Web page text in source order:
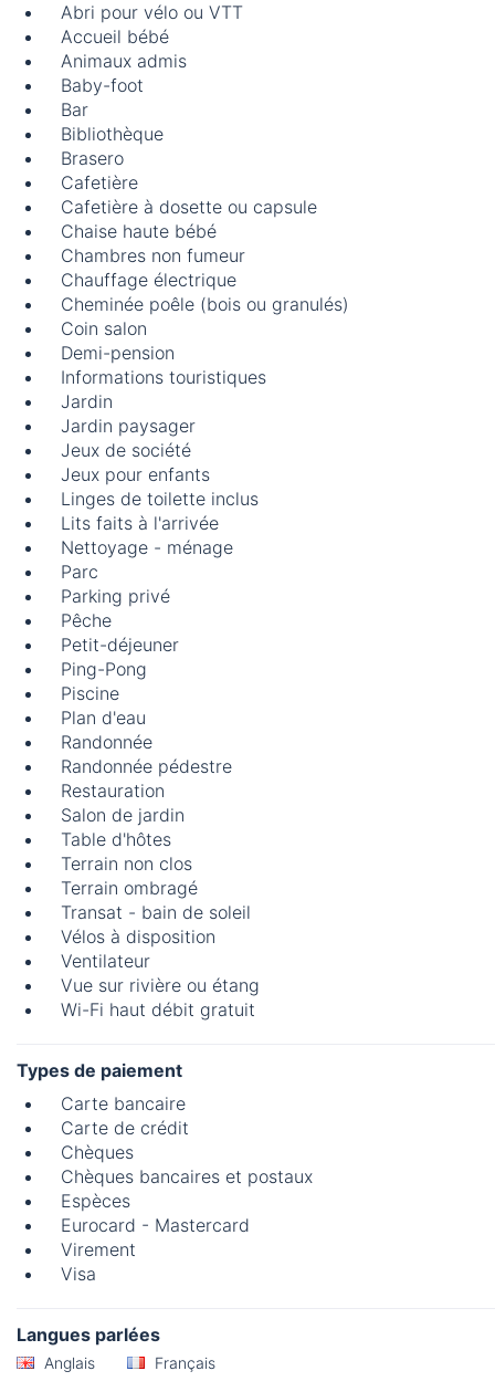
Abri pour vélo ou VTT
Accueil bébé
Animaux admis
Baby-foot
Bar
Bibliothèque
Brasero
Cafetière
Cafetière à dosette ou capsule
Chaise haute bébé
Chambres non fumeur
Chauffage électrique
Cheminée poêle (bois ou granulés)
Coin salon
Demi-pension
Informations touristiques
Jardin
Jardin paysager
Jeux de société
Jeux pour enfants
Linges de toilette inclus
Lits faits à l'arrivée
Nettoyage - ménage
Parc
Parking privé
Pêche
Petit-déjeuner
Ping-Pong
Piscine
Plan d'eau
Randonnée
Randonnée pédestre
Restauration
Salon de jardin
Table d'hôtes
Terrain non clos
Terrain ombragé
Transat - bain de soleil
Vélos à disposition
Ventilateur
Vue sur rivière ou étang
Wi-Fi haut débit gratuit
Types de paiement
Carte bancaire
Carte de crédit
Chèques
Chèques bancaires et postaux
Espèces
Eurocard - Mastercard
Virement
Visa
Langues parlées
Anglais Français